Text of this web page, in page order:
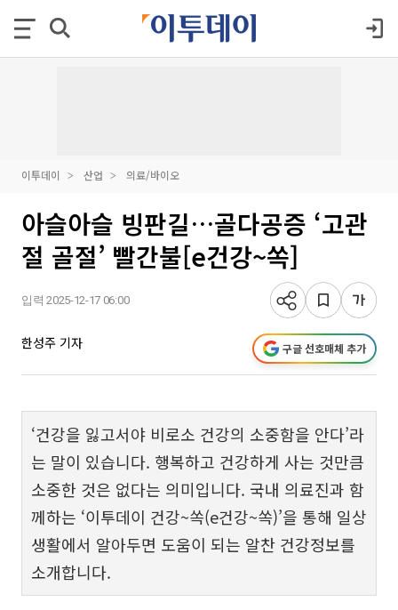
이투데이 산업 의료/바이오
아슬아슬 빙판길…골다공증 ‘고관
절 골절’ 빨간불[e건강~쏙]
입력 2025-12-17 06:00
한성주 기자 구글 선호매체 추가
‘건강을 잃고서야 비로소 건강의 소중함을 안다’라
는 말이 있습니다. 행복하고 건강하게 사는 것만큼
소중한 것은 없다는 의미입니다. 국내 의료진과 함
께하는 ‘이투데이 건강~쏙(e건강~쏙)’을 통해 일상
생활에서 알아두면 도움이 되는 알찬 건강정보를
소개합니다.